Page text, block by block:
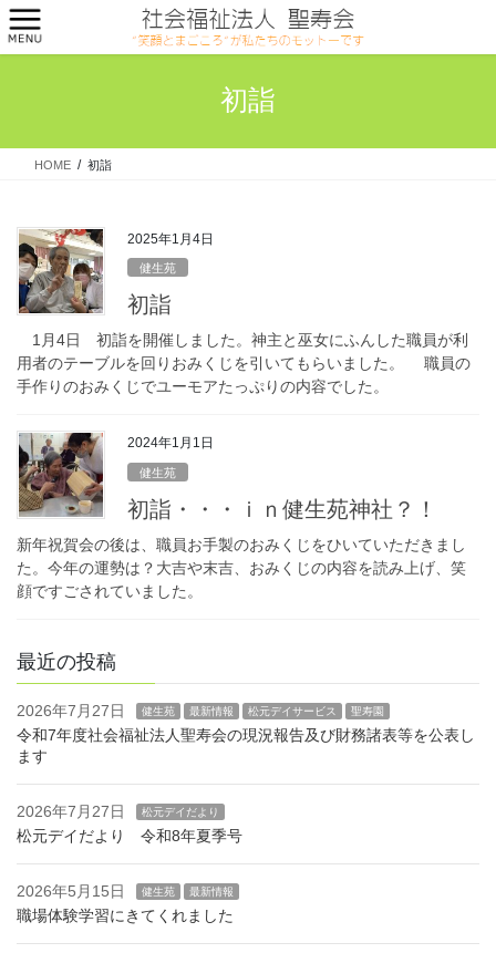
コ
ン
テ
ス
ナ
ビ
ゲ
ン
初詣
HOME 初詣
2025年1月4日
健生苑
初詣
1月4日 初詣を開催しました。神主と巫女にふんした職員が利
用者のテーブルを回りおみくじを引いてもらいました。 職員の
手作りのおみくじでユーモアたっぷりの内容でした。
2024年1月1日
健生苑
初詣・・・ｉｎ健生苑神社？！
新年祝賀会の後は、職員お手製のおみくじをひいていただきまし
た。今年の運勢は？大吉や末吉、おみくじの内容を読み上げ、笑
顔ですごされていました。
最近の投稿
2026年7月27日 健生苑 最新情報 松元デイサービス 聖寿園
令和7年度社会福祉法人聖寿会の現況報告及び財務諸表等を公表し
ます
2026年7月27日 松元デイだより
松元デイだより 令和8年夏季号
2026年5月15日 健生苑 最新情報
職場体験学習にきてくれました